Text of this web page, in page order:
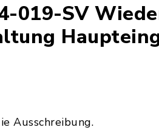
019-SV
Ausschreibung.